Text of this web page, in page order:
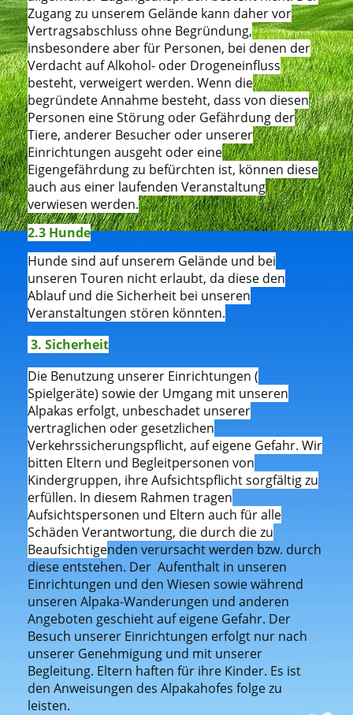
Zugang zu unserem Gelände kann daher vor
Vertragsabschluss ohne Begründung,
insbesondere aber für Personen, bei denen der
Verdacht auf Alkohol- oder Drogeneinfluss
besteht, verweigert werden. Wenn die
begründete Annahme besteht, dass von diesen
Personen eine Störung oder Gefährdung der
Tiere, anderer Besucher oder unserer
Einrichtungen ausgeht oder eine
Eigengefährdung zu befürchten ist, können diese
auch aus einer laufenden Veranstaltung
verwiesen werden.
2.3 Hunde
Hunde sind auf unserem Gelände und bei
unseren Touren nicht erlaubt, da diese den
Ablauf und die Sicherheit bei unseren
Veranstaltungen stören könnten.
3. Sicherheit
Die Benutzung unserer Einrichtungen (
Spielgeräte) sowie der Umgang mit unseren
Alpakas erfolgt, unbeschadet unserer
vertraglichen oder gesetzlichen
Verkehrssicherungspflicht, auf eigene Gefahr. Wir
bitten Eltern und Begleitpersonen von
Kindergruppen, ihre Aufsichtspflicht sorgfältig zu
erfüllen. In diesem Rahmen tragen
Aufsichtspersonen und Eltern auch für alle
Schäden Verantwortung, die durch die zu
Beaufsichtigenden verursacht werden bzw. durch
diese entstehen. Der Aufenthalt in unseren
Einrichtungen und den Wiesen sowie während
unseren Alpaka-Wanderungen und anderen
Angeboten geschieht auf eigene Gefahr. Der
Besuch unserer Einrichtungen erfolgt nur nach
unserer Genehmigung und mit unserer
Begleitung. Eltern haften für ihre Kinder. Es ist
den Anweisungen des Alpakahofes folge zu
leisten.